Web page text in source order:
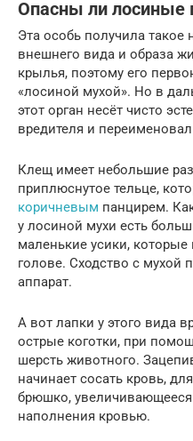
Опасны ли лосиные
Эта особь получила такое
внешнего вида и образа
крылья, поэтому его
«лосиной мухой». Но в
этот орган несёт чисто
вредителя и
Клещ имеет небольшие
приплюснутое тельце,
коричневым панцирем.
у лосиной мухи есть
маленькие усики,
голове. Сходство с мухой
аппарат.
А вот лапки у этого вида
острые коготки, при
шерсть животного.
начинает сосать кровь,
брюшко,
наполнения кровью.